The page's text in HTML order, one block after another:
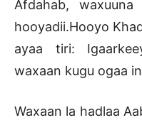
Afdahab,
hooyadii.Hooyo
ayaa tiri:
waxaan kugu ogaa
Waxaan la hadlaa